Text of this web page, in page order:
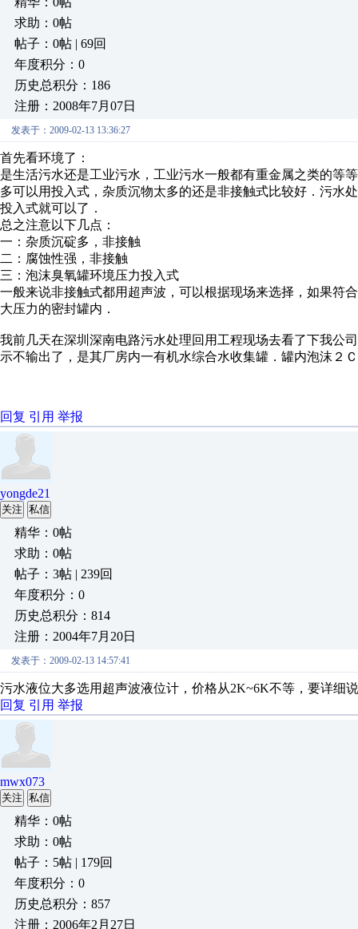
求助：0帖
帖子：0帖 | 69回
年度积分：0
历史总积分：186
注册：2008年7月07日
发表于：2009-02-13 13:36:27
首先看环境了：
是生活污水还是工业污水，工业污水一般都有重金属之类的等
多可以用投入式，杂质沉物太多的还是非接触式比较好．污水
投入式就可以了．
总之注意以下几点：
一：杂质沉碇多，非接触
二：腐蚀性强，非接触
三：泡沫臭氧罐环境压力投入式
一般来说非接触式都用超声波，可以根据现场来选择，如果符
大压力的密封罐内．
我前几天在深圳深南电路污水处理回用工程现场去看了下我公
示不输出了，是其厂房内一有机水综合水收集罐．罐内泡沫２
回复 引用 举报
yongde21
关注 私信
精华：0帖
求助：0帖
帖子：3帖 | 239回
年度积分：0
历史总积分：814
注册：2004年7月20日
发表于：2009-02-13 14:57:41
污水液位大多选用超声波液位计，价格从2K~6K不等，要详细说
回复 引用 举报
mwx073
关注 私信
精华：0帖
求助：0帖
帖子：5帖 | 179回
年度积分：0
历史总积分：857
注册：2006年2月27日